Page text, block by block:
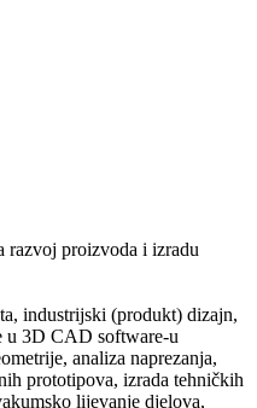
razvoj proizvoda i izradu
industrijski (produkt) dizajn,
u 3D CAD software-u
analiza naprezanja,
prototipova, izrada tehničkih
lijevanje djelova,